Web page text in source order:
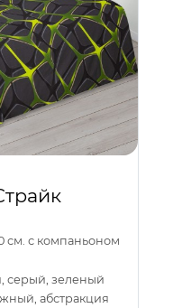
см. с компаньоном
серый, зеленый
абстракция